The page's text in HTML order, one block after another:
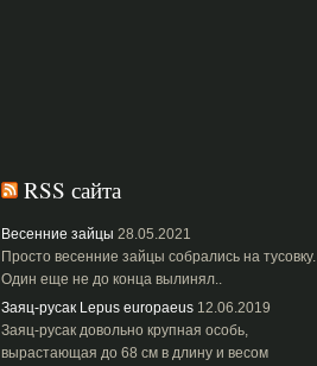
RSS сайта
Весенние зайцы 28.05.2021
Просто весенние зайцы собрались на тусовку.
Один еще не до конца вылинял..
Заяц-русак Lepus europaeus 12.06.2019
Заяц-русак довольно крупная особь,
вырастающая до 68 см в длину и весом